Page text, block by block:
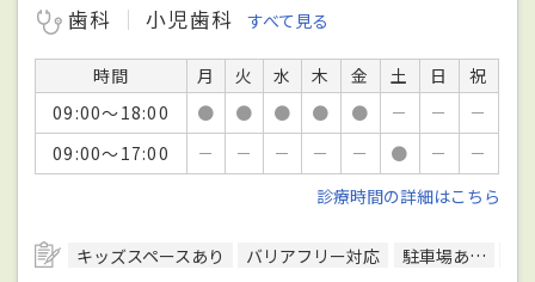
歯科
小児歯科 すべて見る
時間 月 火 水 木 金 土 日
祝
09:00～18:00
● ● ● ● ● － －
－
09:00～17:00
－ － － － － ● －
－
診療時間の詳細はこちら
キッズスペースあり バリアフリー対応 駐車場あり